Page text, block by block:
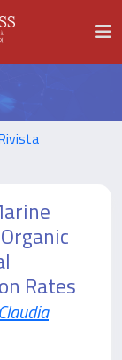
Rates
Claudia